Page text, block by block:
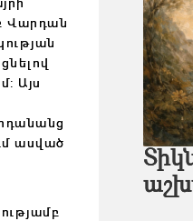
Վարդան
Այս
ասված